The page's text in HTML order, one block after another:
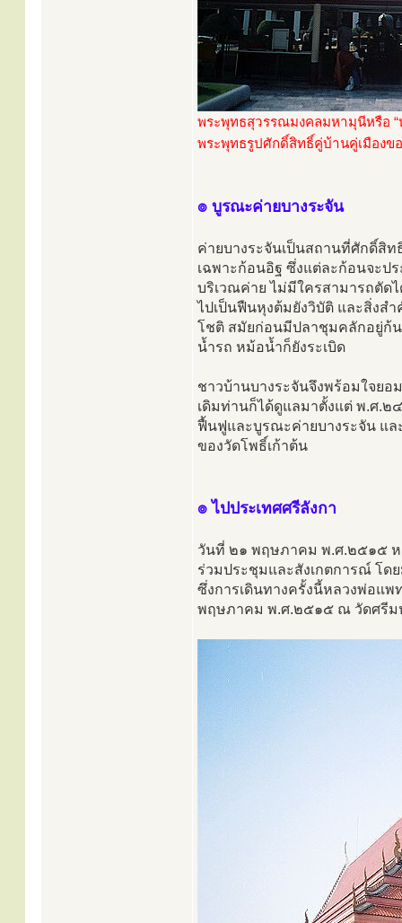
พระพุทธสุวรรณมงคลมหามุนีหรือ
พระพุทธรูปศักดิ์สิทธิ์คู่บ้านคู่เมืองข
๏ บูรณะค่ายบางระจัน
ค่ายบางระจันเป็นสถานที่ศักดิ์สิ
เฉพาะก้อนอิฐ ซึ่งแต่ละก้อนจะป
บริเวณค่าย ไม่มีใครสามารถตัด
ไปเป็นฟืนหุงต้มยังวิบัติ และสิ่งส
โชติ สมัยก่อนมีปลาชุมคลักอยู่ก้น
น้ำรถ หม้อน้ำก็ยังระเบิด
ชาวบ้านบางระจันจึงพร้อมใจย
เดิมท่านก็ได้ดูแลมาตั้งแต่ พ.ศ.
ฟื้นฟูและบูรณะค่ายบางระจัน แ
ของวัดโพธิ์เก้าต้น
๏ ไปประเทศศรีลังกา
วันที่ ๒๑ พฤษภาคม พ.ศ.๒๕๑๕ ห
ร่วมประชุมและสังเกตการณ์ โด
ซึ่งการเดินทางครั้งนี้หลวงพ่อแ
พฤษภาคม พ.ศ.๒๕๑๕ ณ วัดศรีม